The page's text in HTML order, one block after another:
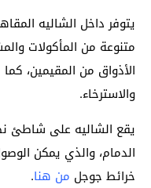
يتوفر داخل الشاليه
متنوعة من المأكولات
الأذواق من المقيمين،
والاسترخاء.
يقع الشاليه على شاطئ
الدمام، والذي يمكن
خرائط جوجل من هنا.